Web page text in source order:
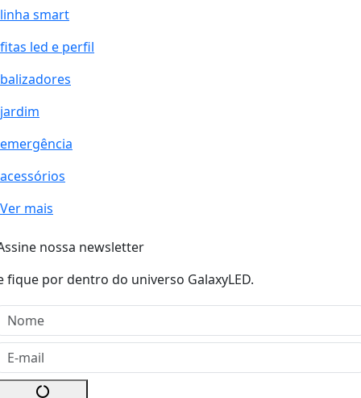
linha smart
fitas led e perfil
balizadores
jardim
emergência
acessórios
Ver mais
nossa newsletter
fique por dentro do universo GalaxyLED.
mail